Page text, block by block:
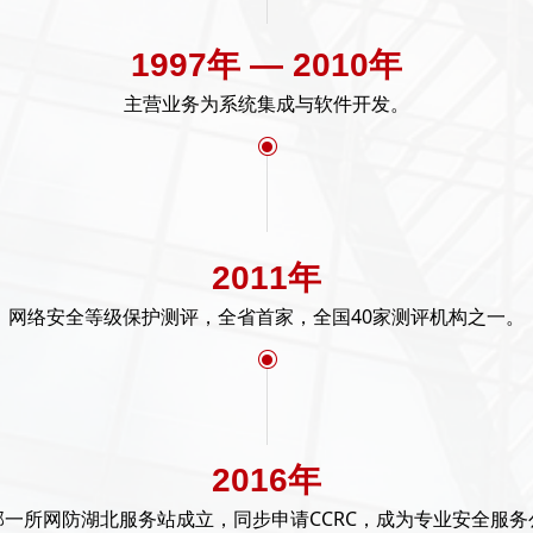
ꀉ
1997年 — 2010年
主营业务为系统集成与软件开发。
ꀉ
2011年
网络安全等级保护测评，全省首家，全国40家测评机构之一。
2016年
所网防湖北服务站成立，同步申请CCRC，成为专业安全服